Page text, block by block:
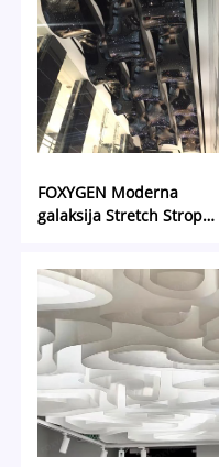
FOXYGEN Moderna
galaksija Stretch Strop